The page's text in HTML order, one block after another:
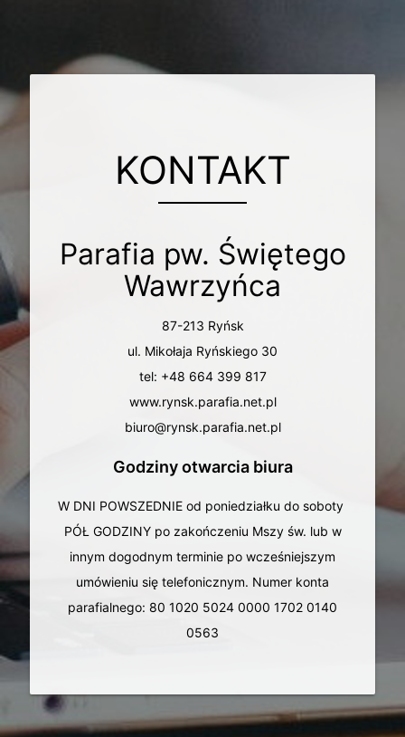
KONTAKT
Parafia pw. Świętego
Wawrzyńca
87-213 Ryńsk
ul. Mikołaja Ryńskiego 30
tel: +48 664 399 817
www.rynsk.parafia.net.pl
biuro@rynsk.parafia.net.pl
Godziny otwarcia biura
W DNI POWSZEDNIE od poniedziałku do soboty
PÓŁ GODZINY po zakończeniu Mszy św. lub w
innym dogodnym terminie po wcześniejszym
umówieniu się telefonicznym. Numer konta
parafialnego: 80 1020 5024 0000 1702 0140
0563